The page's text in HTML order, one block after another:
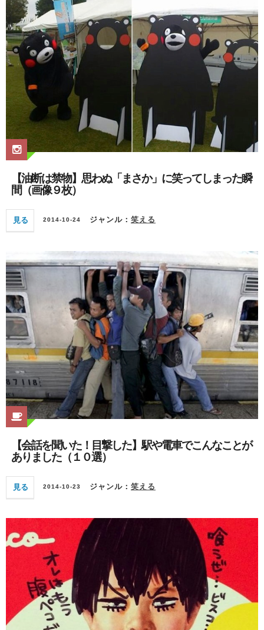
【油断は禁物】思わぬ「まさか」に笑ってしまった瞬
間（画像９枚）
見る 2014-10-24 ジャンル： 笑える
【会話を聞いた！目撃した】駅や電車でこんなことが
ありました（１０選）
見る 2014-10-23 ジャンル： 笑える